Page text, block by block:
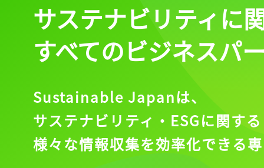
サステナビリティに
すべてのビジネスパ
Sustainable Japanは、
サステナビリティ・ESGに関する
様々な情報収集を効率化できる